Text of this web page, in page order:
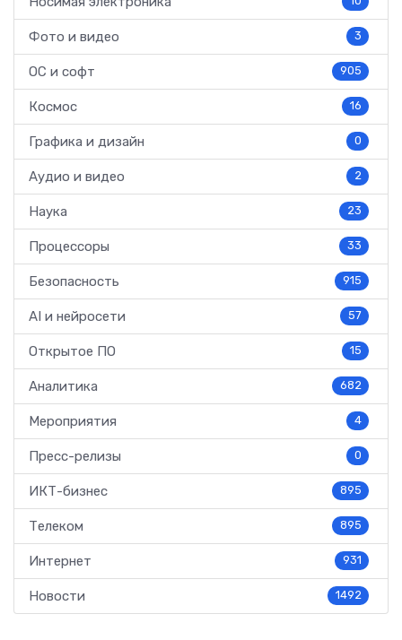
Фото и видео 3
ОС и софт 905
Космос 16
Графика и дизайн 0
Аудио и видео 2
Наука 23
Процессоры 33
Безопасность 915
AI и нейросети 57
Открытое ПО 15
Аналитика 682
Мероприятия 4
Пресс-релизы 0
ИКТ-бизнес 895
Телеком 895
Интернет 931
Новости 1492